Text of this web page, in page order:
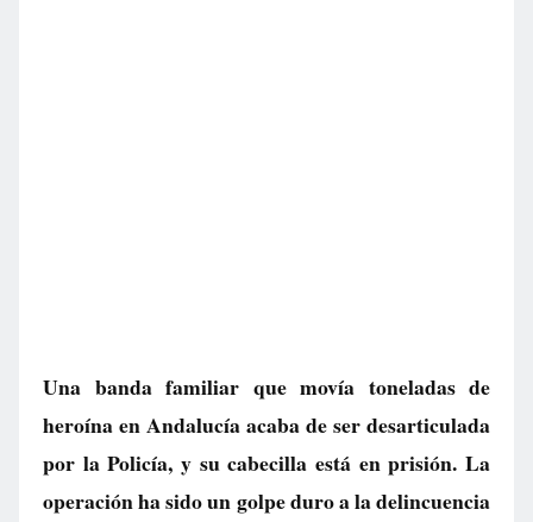
Una banda familiar que movía toneladas de
heroína en Andalucía acaba de ser desarticulada
por la Policía, y su cabecilla está en prisión. La
operación ha sido un golpe duro a la delincuencia